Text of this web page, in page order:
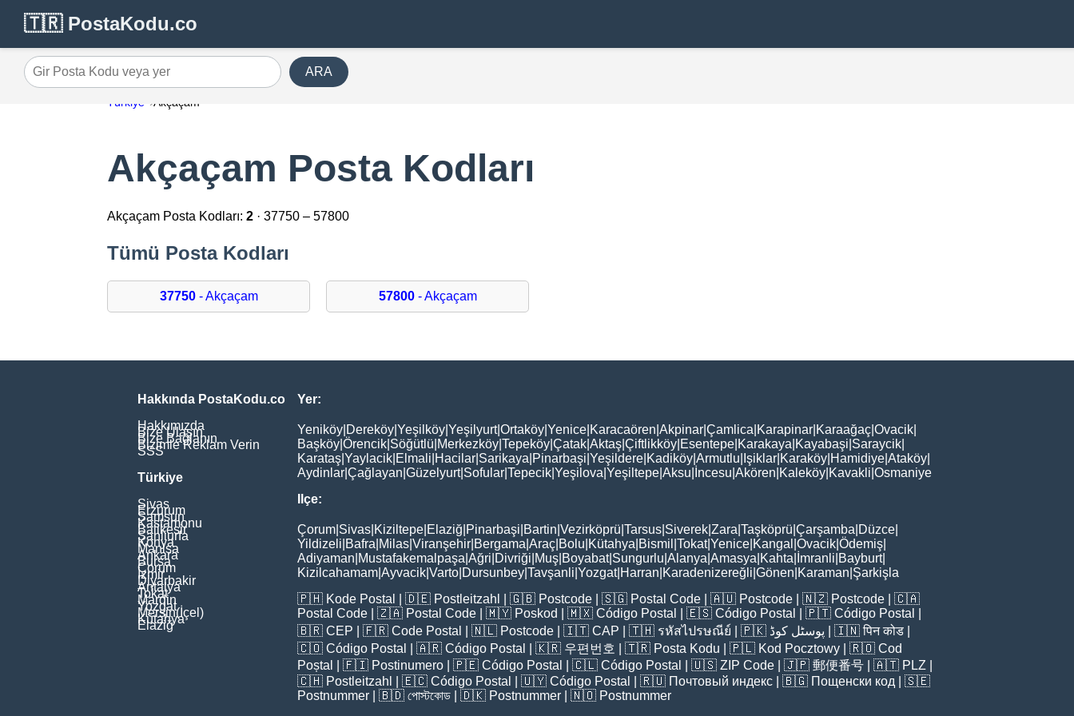
🇹🇷 PostaKodu.co
Gir Posta Kodu veya yer ARA
Türkiye Akçaçam
Akçaçam Posta Kodları
Akçaçam Posta Kodları:2 · 37750 – 57800
Tümü Posta Kodları
37750- Akçaçam 57800- Akçaçam
Hakkında PostaKodu.co
Hakkımızda
Bize Ulaşın
Bize Bağlanın
Bizimle Reklam Verin
SSS
Türkiye
Sivas
Erzurum
Samsun
Kastamonu
Balikesir
Şanliurfa
Konya
Manisa
Ankara
Bursa
Çorum
İzmir
Diyarbakir
Antalya
Tokat
Mardin
Yozgat
Mersin(İçel)
Kütahya
Elaziğ
Yer:
Yeniköy Dereköy Yeşilköy Yeşilyurt|Ortaköy Yenice Karacaören Akpinar Çamlica Karapinar Karaağaç Ovacik
Başköy Örencik Söğütlü Merkezköy Tepeköy Çatak Aktaş Çiftlikköy Esentepe Karakaya Kayabaşi Saraycik
Karataş Yaylacik Elmali Hacilar Sarikaya Pinarbaşi Yeşildere Kadiköy Armutlu Işiklar Karaköy Hamidiye Ataköy
Aydinlar Çağlayan Güzelyurt| Sofular Tepecik Yeşilova Yeşiltepe Aksu İncesu Akören Kaleköy Kavakli Osmaniye
Ilçe:
Çorum Sivas Kiziltepe Elaziğ Pinarbaşi Bartin Vezirköprü Tarsus Siverek Zara Taşköprü Çarşamba Düzce
Yildizeli Bafra Milas Viranşehir Bergama Araç Bolu Kütahya Bismil Tokat|Yenice Kangal Ovacik Ödemiş
Adiyaman Mustafakemalpaşa Ağri Divriği Muş Boyabat| Sungurlu Alanya Amasya Kahta İmranli Bayburt|
Kizilcahamam Ayvacik Varto Dursunbey Tavşanli Yozgat| Harran Karadenizereğli Gönen Karaman Şarkişla
🇵🇭 Kode Postal | 🇩🇪 Postleitzahl | 🇬🇧 Postcode | 🇸🇬 Postal Code | 🇦🇺 Postcode | 🇳🇿 Postcode | 🇨🇦
Postal Code | 🇿🇦 Postal Code | 🇲🇾 Poskod | 🇲🇽 Código Postal | 🇪🇸 Código Postal | 🇵🇹 Código Postal
🇧🇷 CEP | 🇫🇷 Code Postal | 🇳🇱 Postcode | 🇮🇹 CAP | 🇹🇭 รหัสไปรษณีย์ | 🇵🇰 پوسٹل کوڈ | 🇮🇳पिन कोड
🇨🇴 Código Postal | 🇦🇷 Código Postal | 🇰🇷 우편번호 | 🇹🇷 Posta Kodu | 🇵🇱 Kod Pocztowy | 🇷🇴 Cod
Poștal
| 🇫🇮 Postinumero | 🇵🇪 Código Postal | 🇨🇱 Código Postal | 🇺🇸 ZIP Code | 🇯🇵 郵便番号 | 🇦🇹 PLZ
🇨🇭 Postleitzahl | 🇪🇨 Código Postal | 🇺🇾 Código Postal | 🇷🇺 Почтовый индекс | 🇧🇬 Пощенски код | 🇸🇪
Postnummer | 🇧🇩 পোস্টকোড | 🇩🇰 Postnummer | 🇳🇴 Postnummer